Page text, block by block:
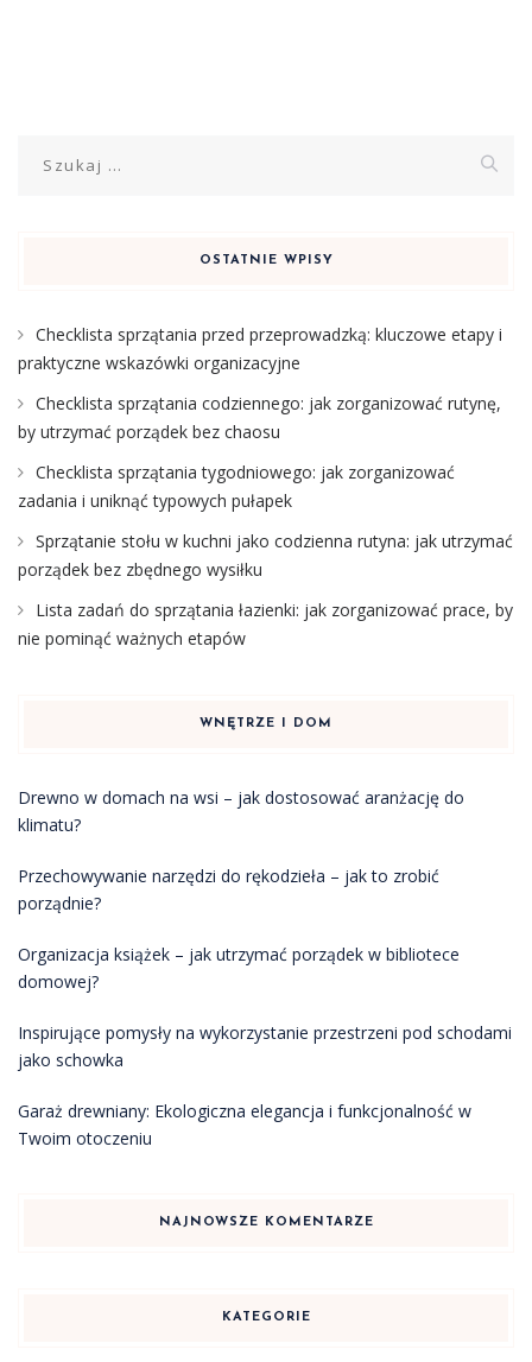
OSTATNIE WPISY
Checklista sprzątania przed przeprowadzką: kluczowe etapy i
praktyczne wskazówki organizacyjne
Checklista sprzątania codziennego: jak zorganizować rutynę,
by utrzymać porządek bez chaosu
Checklista sprzątania tygodniowego: jak zorganizować
zadania i uniknąć typowych pułapek
Sprzątanie stołu w kuchni jako codzienna rutyna: jak utrzymać
porządek bez zbędnego wysiłku
Lista zadań do sprzątania łazienki: jak zorganizować prace, by
nie pominąć ważnych etapów
WNĘTRZE I DOM
Drewno w domach na wsi – jak dostosować aranżację do
klimatu?
Przechowywanie narzędzi do rękodzieła – jak to zrobić
porządnie?
Organizacja książek – jak utrzymać porządek w bibliotece
domowej?
Inspirujące pomysły na wykorzystanie przestrzeni pod schodami
jako schowka
Garaż drewniany: Ekologiczna elegancja i funkcjonalność w
Twoim otoczeniu
NAJNOWSZE KOMENTARZE
KATEGORIE